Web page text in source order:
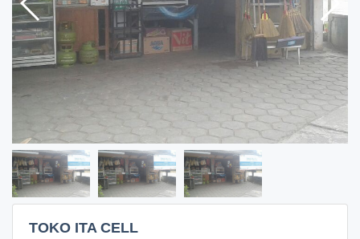
TOKO ITA CELL